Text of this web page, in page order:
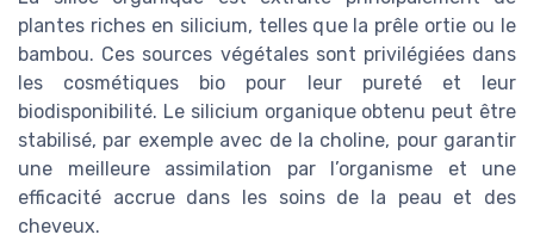
plantes riches en silicium, telles que la prêle ortie ou le
bambou. Ces sources végétales sont privilégiées dans
les cosmétiques bio pour leur pureté et leur
biodisponibilité. Le silicium organique obtenu peut être
stabilisé, par exemple avec de la choline, pour garantir
une meilleure assimilation par l’organisme et une
efficacité accrue dans les soins de la peau et des
cheveux.